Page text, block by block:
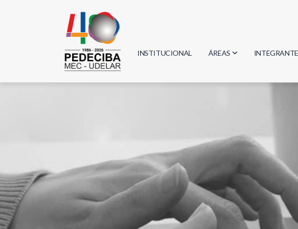
INSTITUCIONAL ÁREAS
Biología
Informática
Química